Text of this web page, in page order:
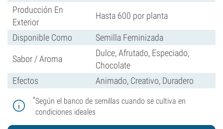
Producción En
Exterior
Hasta 600 por planta
Disponible Como Semilla Feminizada
Sabor / Aroma
Dulce, Afrutado, Especiado,
Chocolate
Efectos
Animado, Creativo, Duradero
*Según el banco de semillas cuando se cultiva en
condiciones ideales